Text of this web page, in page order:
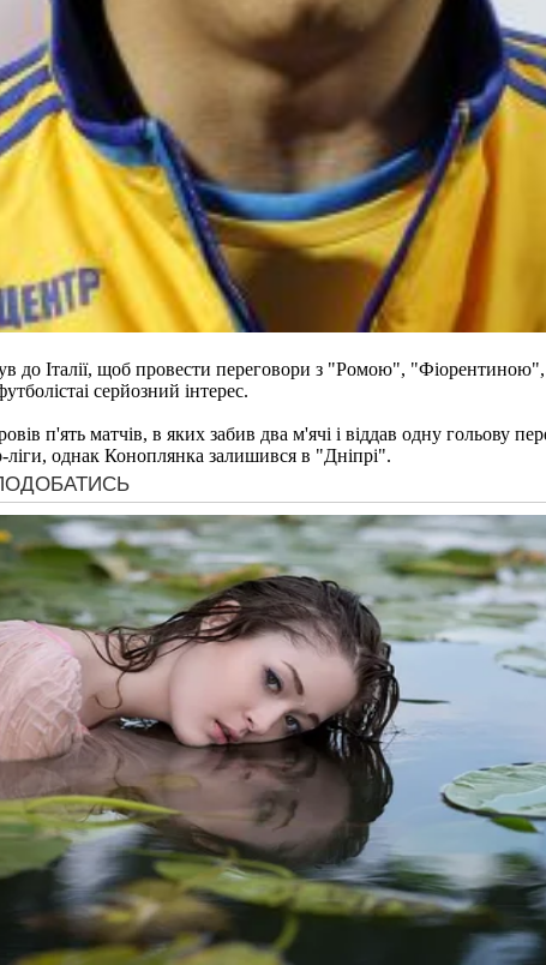
до Італії, щоб провести переговори з "Ромою",
серйозний інтерес.
п'ять матчів, в яких забив два м'ячі і віддав одну гольову
ліги, однак Коноплянка залишився в "Дніпрі".